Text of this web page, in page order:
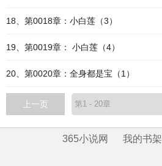
18、第0018章：小白莲（3）
19、第0019章： 小白莲（4）
20、第0020章：全身都是宝（1）
上一页
365小说网 我的书架